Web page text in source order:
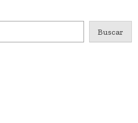
Buscar